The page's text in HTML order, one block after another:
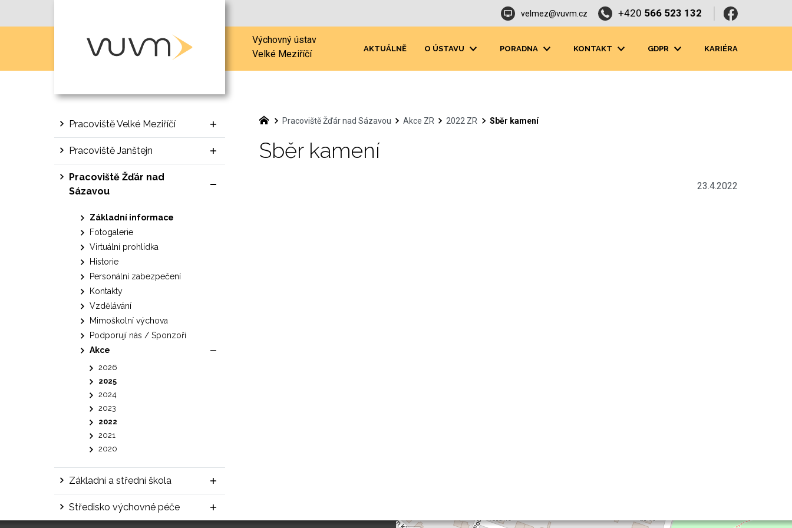
Výchovný ústav
Velké Meziříčí
velmez@vuvm.cz +420 566 523 132
AKTUÁLNĚ O ÚSTAVU PORADNA KONTAKT GDPR KARIÉRA
Pracoviště Velké Meziříčí
Pracoviště Janštejn
Pracoviště Žďár nad
Sázavou
Základní informace
Fotogalerie
Virtuální prohlídka
Historie
Personální zabezpečení
Kontakty
Vzdělávání
Mimoškolní výchova
Podporují nás / Sponzoři
Akce
2026
2025
2024
2023
2022
2021
2020
Základní a střední škola
Středisko výchovné péče
Pracoviště Žďár nad Sázavou Akce ZR 2022 ZR Sběr kamení
Sběr kamení
23.4.2022